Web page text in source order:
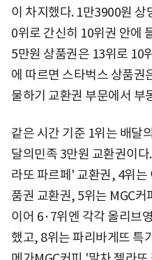
이 차지했다. 1만3900원
0위로 간신히 10위권 안에
5만원 상품권은 13위로 10
에 따르면 스타벅스 상품권
물하기 교환권 부문에서 부
같은 시간 기준 1위는 배달
달의민족 3만원 교환권이
라또 파르페' 교환권, 4위
품권 교환권, 5위는 MGC
이어 6·7위엔 각각 올리브
했고, 8위는 파리바게뜨 특